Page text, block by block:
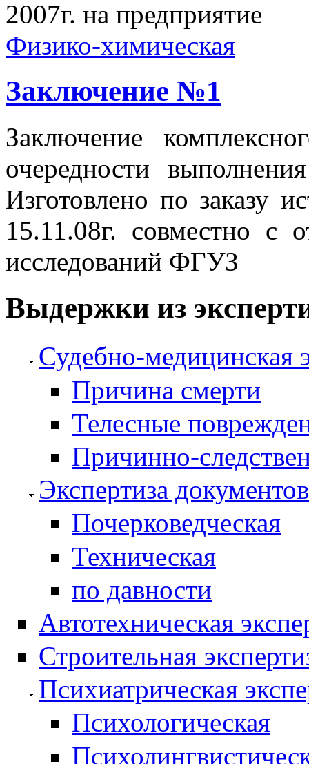
2007г. на предприятие
Физико-химическая
Заключение №1
Заключение
очередности
Изготовлено по заказу
15.11.08г. совместно с
исследований ФГУЗ
Выдержки из
Судебно-медицинская
Причина смерти
Телесные
Причинно-
Экспертиза документов
Почерковедческая
Техническая
по давности
Автотехническая
Строительная
Психиатрическая
Психологическая